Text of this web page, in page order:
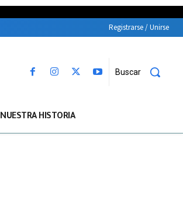
Registrarse / Unirse
Buscar
NUESTRA HISTORIA